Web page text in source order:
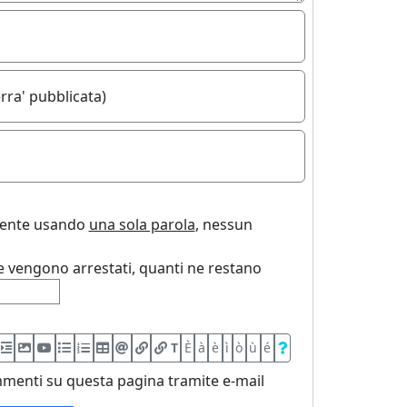
pubblicata)
usando una sola parola, nessun
vengono arrestati, quanti ne restano
T È à è ì ò ù é
su questa pagina tramite e-mail